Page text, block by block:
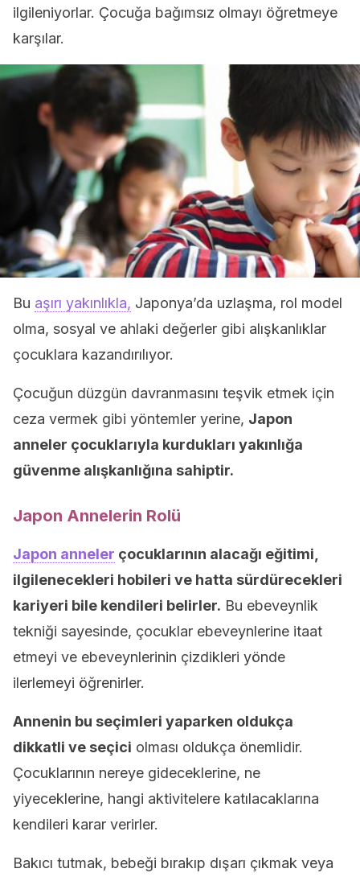
ilgileniyorlar. Çocuğa bağımsız olmayı öğretmeye
karşılar.
Bu aşırı yakınlıkla, Japonya’da uzlaşma, rol model
olma, sosyal ve ahlaki değerler gibi alışkanlıklar
çocuklara kazandırılıyor.
Çocuğun düzgün davranmasını teşvik etmek için
ceza vermek gibi yöntemler yerine, Japon
anneler çocuklarıyla kurdukları yakınlığa
güvenme alışkanlığına sahiptir.
Japon Annelerin Rolü
Japon anneler çocuklarının alacağı eğitimi,
ilgilenecekleri hobileri ve hatta sürdürecekleri
kariyeri bile kendileri belirler. Bu ebeveynlik
tekniği sayesinde, çocuklar ebeveynlerine itaat
etmeyi ve ebeveynlerinin çizdikleri yönde
ilerlemeyi öğrenirler.
Annenin bu seçimleri yaparken oldukça
dikkatli ve seçici olması oldukça önemlidir.
Çocuklarının nereye gideceklerine, ne
yiyeceklerine, hangi aktivitelere katılacaklarına
kendileri karar verirler.
Bakıcı tutmak, bebeği bırakıp dışarı çıkmak veya